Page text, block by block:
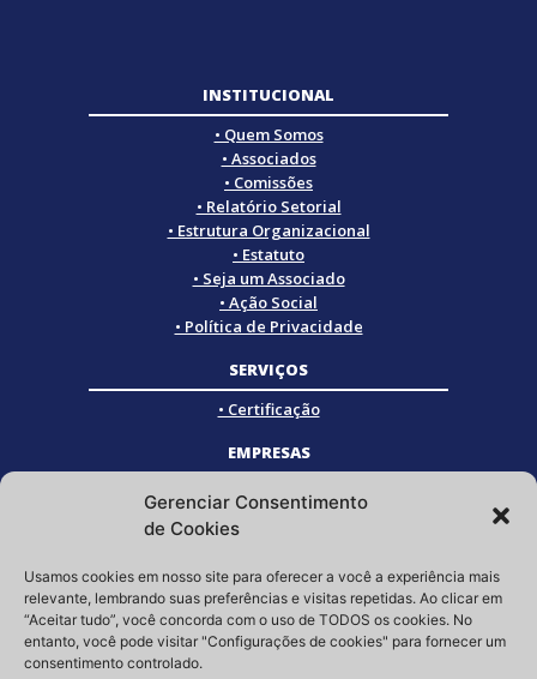
Gerenciar Consentimento
de Cookies
Usamos cookies em nosso site para oferecer a você a experiência mais
relevante, lembrando suas preferências e visitas repetidas. Ao clicar em
“Aceitar tudo”, você concorda com o uso de TODOS os cookies. No
entanto, você pode visitar "Configurações de cookies" para fornecer um
consentimento controlado.
INSTITUCIONAL
• Quem Somos
• Associados
• Comissões
• Relatório Setorial
• Estrutura Organizacional
• Estatuto
• Seja um Associado
• Ação Social
• Política de Privacidade
SERVIÇOS
• Certificação
EMPRESAS
• Empresas Associadas
• Empresas Certificadas
• Empresas Parceiras
SOCIAL
Siga a GRISTEC nas redes sociais